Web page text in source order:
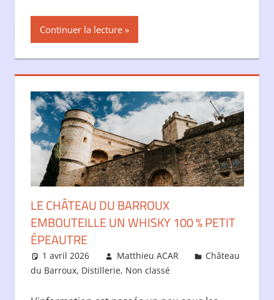
Continuer la lecture
LE CHÂTEAU DU BARROUX
EMBOUTEILLE UN WHISKY 100 % PETIT
ÉPEAUTRE
1 avril 2026 Matthieu ACAR
Château
du Barroux, Distillerie, Non classé